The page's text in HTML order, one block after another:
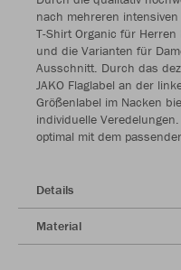
nach mehreren
T-Shirt Organic für
und die Varianten für
Ausschnitt. Durch das
JAKO Flaglabel an der
Größenlabel im Nacken
individuelle
optimal mit dem
Details
Material